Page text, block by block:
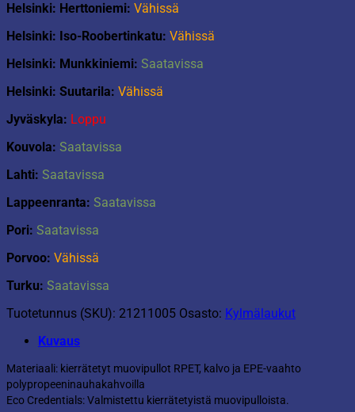
Helsinki: Herttoniemi: Vähissä
Helsinki: Iso-Roobertinkatu: Vähissä
Helsinki: Munkkiniemi: Saatavissa
Helsinki: Suutarila: Vähissä
Jyväskyla: Loppu
Kouvola: Saatavissa
Lahti: Saatavissa
Lappeenranta: Saatavissa
Pori: Saatavissa
Porvoo: Vähissä
Turku: Saatavissa
Tuotetunnus (SKU): 21211005 Osasto: Kylmälaukut
Kuvaus
Materiaali: kierrätetyt muovipullot RPET, kalvo ja EPE-vaahto
polypropeeninauhakahvoilla
Eco Credentials: Valmistettu kierrätetyistä muovipulloista.